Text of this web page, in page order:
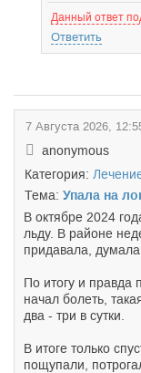
Данный ответ
Ответить
7 Августа 2026,
anonymous
Категория:
Тема: Упала на
В октябре 2024
льду. В районе
придавала,
По итогу и правда
начал болеть,
два - три в сутки.
В итоге только
пощупали,